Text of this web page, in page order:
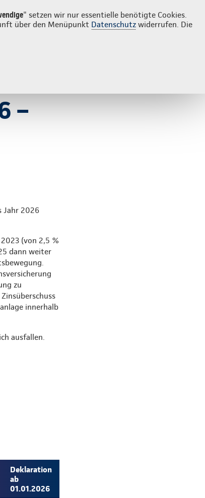
" setzen wir nur essentielle benötigte Cookies.
über den Menüpunkt Datenschutz widerrufen. Die
Suche Login
–
Jahr 2026
(von 2,5 %
dann weiter
zu
innerhalb
ausfallen.
Deklaration
ab
01.01.2026